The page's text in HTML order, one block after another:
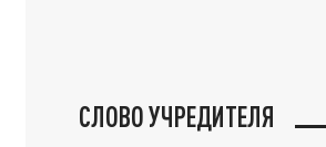
СЛОВО УЧРЕДИТЕЛЯ